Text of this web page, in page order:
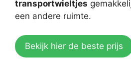
transportwieltjes
een andere ruimte.
Bekijk hier de beste prijs